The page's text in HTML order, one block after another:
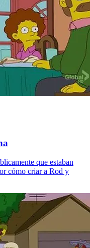
que estaban
cómo criar a Rod y